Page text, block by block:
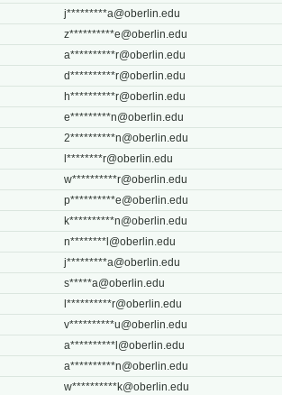
j*********a@oberlin.edu
z**********e@oberlin.edu
a**********r@oberlin.edu
d**********r@oberlin.edu
h**********r@oberlin.edu
e*********n@oberlin.edu
2**********n@oberlin.edu
l********r@oberlin.edu
w**********r@oberlin.edu
p**********e@oberlin.edu
k**********n@oberlin.edu
n********l@oberlin.edu
j*********a@oberlin.edu
s*****a@oberlin.edu
l**********r@oberlin.edu
v**********u@oberlin.edu
a**********l@oberlin.edu
a**********n@oberlin.edu
w**********k@oberlin.edu